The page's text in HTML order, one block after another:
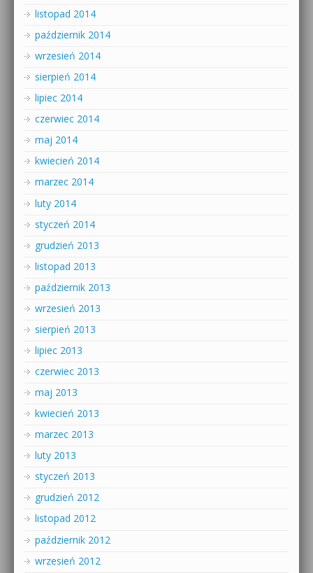
listopad 2014
październik 2014
wrzesień 2014
sierpień 2014
lipiec 2014
czerwiec 2014
maj 2014
kwiecień 2014
marzec 2014
luty 2014
styczeń 2014
grudzień 2013
listopad 2013
październik 2013
wrzesień 2013
sierpień 2013
lipiec 2013
czerwiec 2013
maj 2013
kwiecień 2013
marzec 2013
luty 2013
styczeń 2013
grudzień 2012
listopad 2012
październik 2012
wrzesień 2012